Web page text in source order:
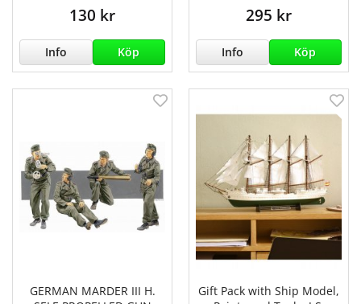
130 kr
Info Köp
295 kr
Info Köp
GERMAN MARDER III H.
Gift Pack with Ship Model,